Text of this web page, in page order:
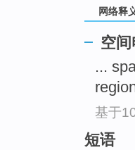
网络释
空
...
基于
短语